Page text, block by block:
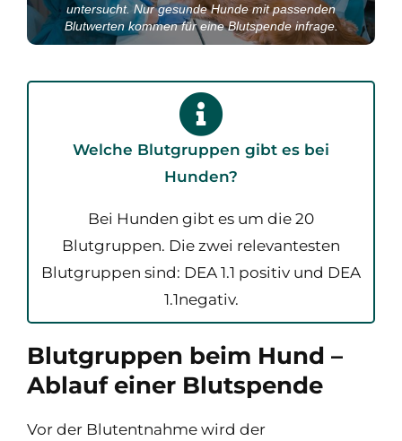
untersucht. Nur gesunde Hunde mit passenden
Blutwerten kommen für eine Blutspende infrage.
Welche Blutgruppen gibt es bei
Hunden?
Bei Hunden gibt es um die 20
Blutgruppen. Die zwei relevantesten
Blutgruppen sind: DEA 1.1 positiv und DEA
1.1negativ.
Blutgruppen beim Hund –
Ablauf einer Blutspende
Vor der Blutentnahme wird der